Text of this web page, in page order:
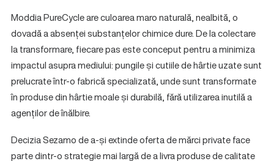
Moddia PureCycle are culoarea maro naturală, nealbită, o
dovadă a absenței substanțelor chimice dure. De la colectare
la transformare, fiecare pas este conceput pentru a minimiza
impactul asupra mediului: pungile și cutiile de hârtie uzate sunt
prelucrate într-o fabrică specializată, unde sunt transformate
în produse din hârtie moale și durabilă, fără utilizarea inutilă a
agenților de înălbire.
Decizia Sezamo de a-și extinde oferta de mărci private face
parte dintr-o strategie mai largă de a livra produse de calitate